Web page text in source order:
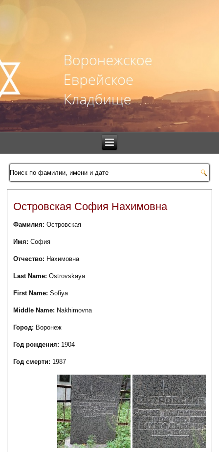
Островская София Нахимовна
Фамилия:Островская
Имя:София
Отчество: Нахимовна
Last Name:Ostrovskaya
First Name:Sofiya
Middle Name: Nakhimovna
Город: Воронеж
Год рождения: 1904
Год смерти: 1987